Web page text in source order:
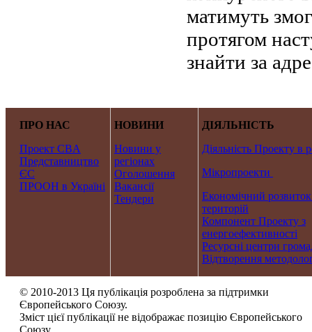
матимуть
протягом
знайти за
ПРО НАС
Проект CBA
Представництво
ЄС
ПРООН в Україні
НОВИНИ
Новини у
регіонах
Оголошення
Вакансії
Тендери
ДІЯЛЬНІСТЬ
Діяльність Проекту в
Мікропроекти
Економічний розвиток
територій
Компонент Проекту з
енергоефективності
Ресурсні центри
Відтворення
© 2010-2013 Ця публікація розроблена за підтримки
Європейського Союзу.
Зміст цієї публікації не відображає позицію Європейського
Союзу